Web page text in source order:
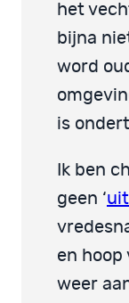
het
bijna
word
is
Ik ben
geen ‘
en hoop
weer